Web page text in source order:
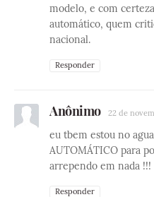
modelo, e com
automático, quem
nacional.
Responder
Anônimo 22 de
eu tbem estou no
AUTOMÁTICO para
arrependo em nada
Responder